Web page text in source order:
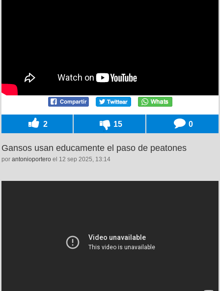
2 15 0
Gansos usan educamente el paso de peatones
por antonioportero el 12 sep 2025, 13:14